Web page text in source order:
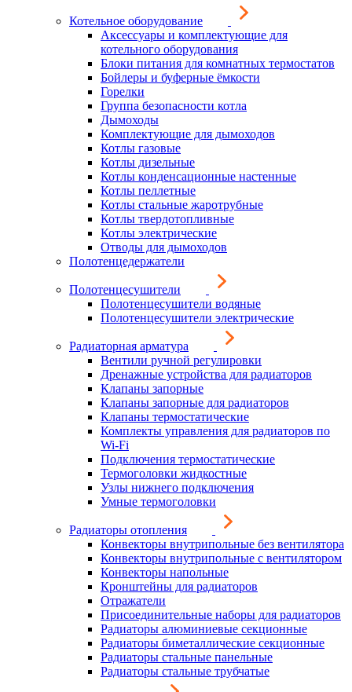
Котельное оборудование
Аксессуары и комплектующие для
котельного оборудования
Блоки питания для комнатных термостатов
Бойлеры и буферные ёмкости
Горелки
Группа безопасности котла
Дымоходы
Комплектующие для дымоходов
Котлы газовые
Котлы дизельные
Котлы конденсационные настенные
Котлы пеллетные
Котлы стальные жаротрубные
Котлы твердотопливные
Котлы электрические
Отводы для дымоходов
Полотенцедержатели
Полотенцесушители
Полотенцесушители водяные
Полотенцесушители электрические
Радиаторная арматура
Вентили ручной регулировки
Дренажные устройства для радиаторов
Клапаны запорные
Клапаны запорные для радиаторов
Клапаны термостатические
Комплекты управления для радиаторов по
Wi-Fi
Подключения термостатические
Термоголовки жидкостные
Узлы нижнего подключения
Умные термоголовки
Радиаторы отопления
Конвекторы внутрипольные без вентилятора
Конвекторы внутрипольные с вентилятором
Конвекторы напольные
Кронштейны для радиаторов
Отражатели
Присоединительные наборы для радиаторов
Радиаторы алюминиевые секционные
Радиаторы биметаллические секционные
Радиаторы стальные панельные
Радиаторы стальные трубчатые